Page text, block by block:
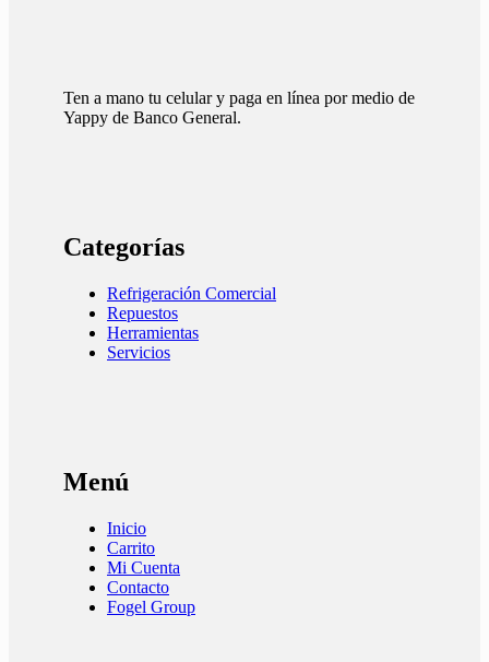
Ten a mano tu celular y paga en línea por medio de
Yappy de Banco General.
Categorías
Refrigeración Comercial
Repuestos
Herramientas
Servicios
Menú
Inicio
Carrito
Mi Cuenta
Contacto
Fogel Group